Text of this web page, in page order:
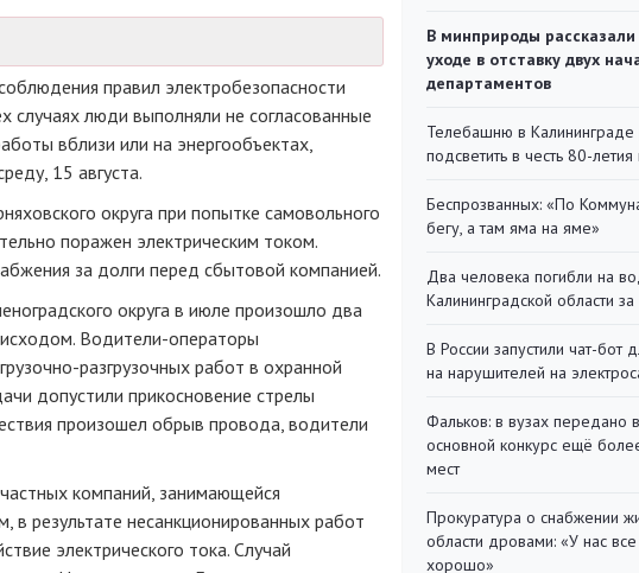
правил электробезопасности
случаях люди выполняли не согласованные
вблизи или на энергообъектах,
15 августа.
округа при попытке самовольного
поражен электрическим током.
за долги перед сбытовой компанией.
округа в июле произошло два
Водители-операторы
разгрузочных работ в охранной
допустили прикосновение стрелы
произошел обрыв провода, водители
компаний, занимающейся
в результате несанкционированных работ
электрического тока. Случай
В минприроды
уходе в отставку двух
департаментов
Телебашню в
подсветить в честь 80-
Беспрозванных: «По
бегу, а там яма на яме»
Два человека погибли на
Калининградской области
В России запустили чат-бот
на нарушителей на
Фальков: в вузах передано в
основной конкурс ещё
мест
Прокуратура о снабжении
области дровами: «У нас все
хорошо»